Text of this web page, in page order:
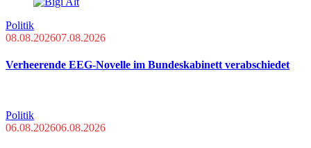
Politik
08.08.202607.08.2026
Verheerende EEG-Novelle im Bundeskabinett verabschiedet
Politik
06.08.202606.08.2026